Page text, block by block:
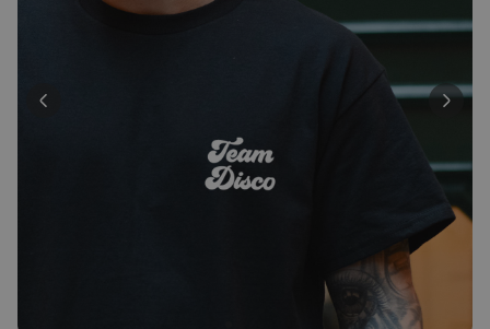
Comprato
Personalizzabile
Comprato
più di 14.000
volte